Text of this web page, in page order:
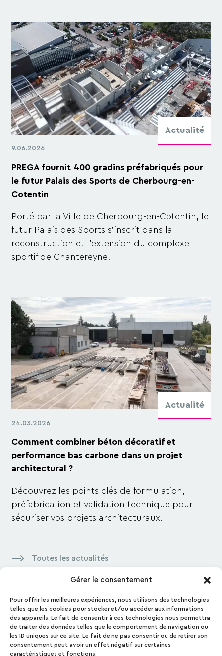
Gérer le consentement
Pour offrir les meilleures expériences, nous utilisons des technologies
telles que les cookies pour stocker et/ou accéder aux informations
des appareils. Le fait de consentir à ces technologies nous permettra
de traiter des données telles que le comportement de navigation ou
les ID uniques sur ce site. Le fait de ne pas consentir ou de retirer son
consentement peut avoir un effet négatif sur certaines
caractéristiques et fonctions.
Actualité
9.06.2026
PREGA fournit 400 gradins préfabriqués pour
le futur Palais des Sports de Cherbourg-en-
Cotentin
Porté par la Ville de Cherbourg-en-Cotentin, le
futur Palais des Sports s’inscrit dans la
reconstruction et l’extension du complexe
sportif de Chantereyne.
Actualité
24.03.2026
Comment combiner béton décoratif et
performance bas carbone dans un projet
architectural ?
Découvrez les points clés de formulation,
préfabrication et validation technique pour
sécuriser vos projets architecturaux.
Toutes les actualités
Contactez-nous
Contact
Presse
Mentions Légales